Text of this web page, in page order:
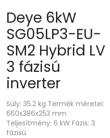
Deye 6kW
SG05LP3-EU-
SM2 Hybrid LV
3 fázisú
inverter
Súly: 35.2 kg Termék méretei:
660x386x253 mm
Teljesítmény: 6 kW Fázis: 3
fázisú